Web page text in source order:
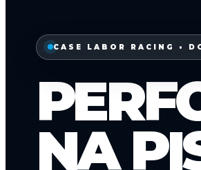
CASE LABOR RACING •
NA